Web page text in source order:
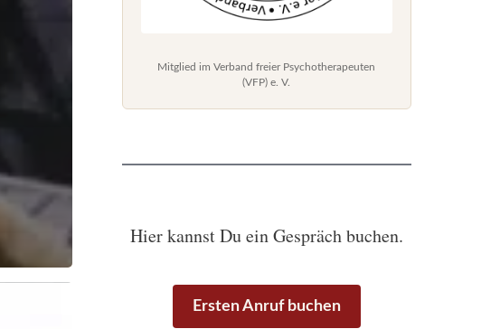
Mitglied im Verband freier Psychotherapeuten
(VFP) e. V.
Hier kannst Du ein Gespräch buchen.
Ersten Anruf buchen